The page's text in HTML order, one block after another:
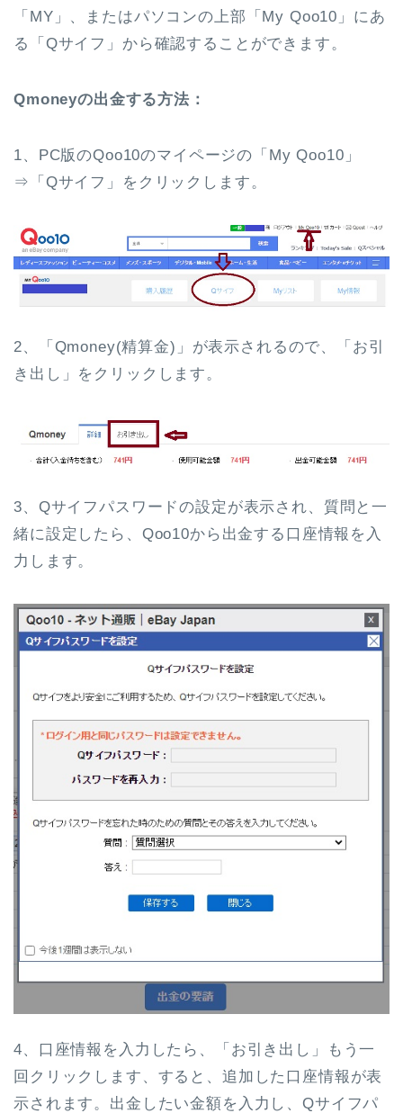
「MY」、またはパソコンの上部「My Qoo10」にあ
る「Qサイフ」から確認することができます。
Qmoneyの出金する方法：
1、PC版のQoo10のマイページの「My Qoo10」
⇒「Qサイフ」をクリックします。
2、「Qmoney(精算金)」が表示されるので、
「お引
き出し」 をクリックします。
3、Qサイフパスワードの設定が表示され、質問と一
緒に設定したら、Qoo10から出金する口座情報を入
力します。
4、口座情報を入力したら、「お引き出し」もう一
回クリックします、すると、追加した口座情報が表
示されます。出金したい金額を入力し、Qサイフパ